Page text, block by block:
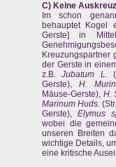
C) Keine
Im schon
behauptet Kogel
Gerste] in
Kreuzungspartner
der Gerste in
z.B.Jubatum L.
Gerste), H.
Mäuse-Gerste), H.
Marinum Huds.
Gerste),Elymus
wobei die
unseren Breiten
wichtige Details,
eine kritische